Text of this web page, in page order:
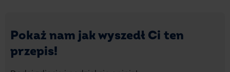
Pokaż nam jak wyszedł Ci ten
przepis!